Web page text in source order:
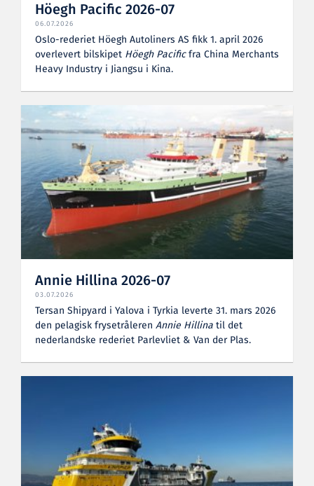
Höegh Pacific 2026-07
06.07.2026
Oslo-rederiet Höegh Autoliners AS fikk 1. april 2026
overlevert bilskipet Höegh Pacificfra China Merchants
Heavy Industry i Jiangsu i Kina.
Annie Hillina 2026-07
03.07.2026
Tersan Shipyard i Yalova i Tyrkia leverte 31. mars 2026
den pelagisk frysetråleren Annie Hillinatil det
nederlandske rederiet Parlevliet & Van der Plas.